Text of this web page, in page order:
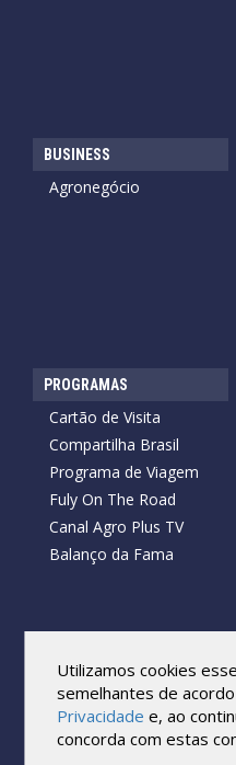
BUSINESS
Agronegócio
PROGRAMAS
Cartão de Visita
Compartilha Brasil
Programa de Viagem
Fuly On The Road
Canal Agro Plus TV
Balanço da Fama
Todos os
Reprodução no todo ou em
sem expressa autorização
As marcas e imagens
Utilizamos cookies
semelhantes de
Privacidade e, ao
concorda com estas